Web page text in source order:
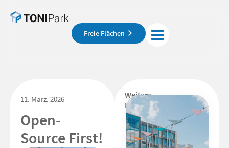
Freie Flächen
11. März. 2026
Open-
Source First!
Weitere
Beiträge